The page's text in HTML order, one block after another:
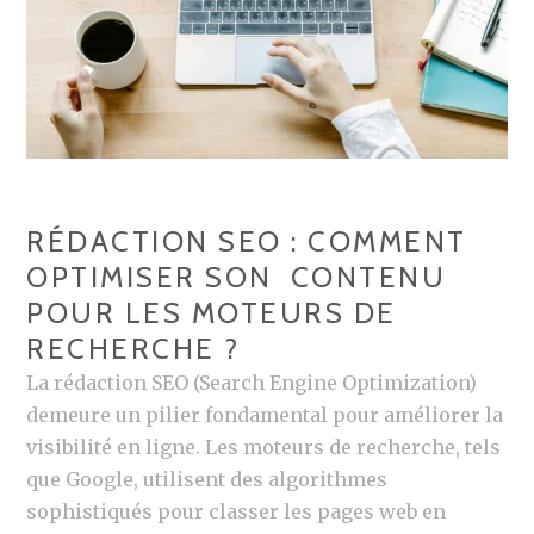
RÉDACTION SEO : COMMENT
OPTIMISER SON CONTENU
POUR LES MOTEURS DE
RECHERCHE ?
La rédaction SEO (Search Engine Optimization)
demeure un pilier fondamental pour améliorer la
visibilité en ligne. Les moteurs de recherche, tels
que Google, utilisent des algorithmes
sophistiqués pour classer les pages web en